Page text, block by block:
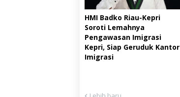
HMI Badko Riau-Kepri
Soroti Lemahnya
Pengawasan Imigrasi
Kepri, Siap Geruduk Kantor
Imigrasi